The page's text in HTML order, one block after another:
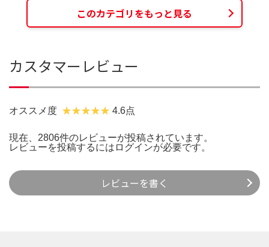
このカテゴリをもっと見る
カスタマーレビュー
オススメ度 4.6点
現在、2806件のレビューが投稿されています。
レビューを投稿するには ログインが必要です。
レビューを書く